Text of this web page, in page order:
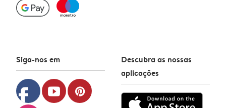
Siga-nos em
facebook youtube pinterest
Descubra as nossas
aplicações